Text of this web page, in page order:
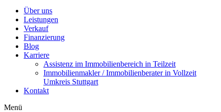
Über uns
Leistungen
Verkauf
Finanzierung
Blog
Karriere
Assistenz im Immobilienbereich in Teilzeit
Immobilienmakler / Immobilienberater in Vollzeit
Umkreis Stuttgart
Kontakt
Menü